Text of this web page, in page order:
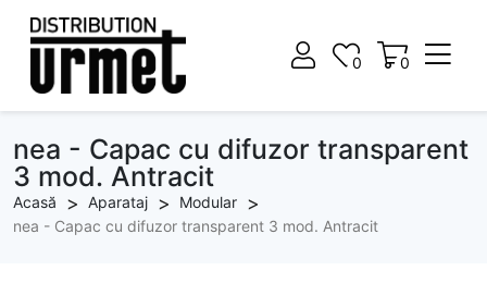
0
0 0
nea - Capac cu difuzor transparent
3 mod. Antracit
Acasă Aparataj
Modular
nea - Capac cu difuzor transparent 3 mod. Antracit